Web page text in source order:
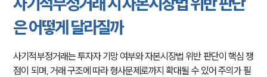
은 어떻게 달라질까
사기적부정거래는 투자자 기망 여부와 자본시장법 위반 판단이 핵심 쟁
점이 되며, 거래 구조에 따라 형사문제로까지 확대될 수 있어 주의가 필